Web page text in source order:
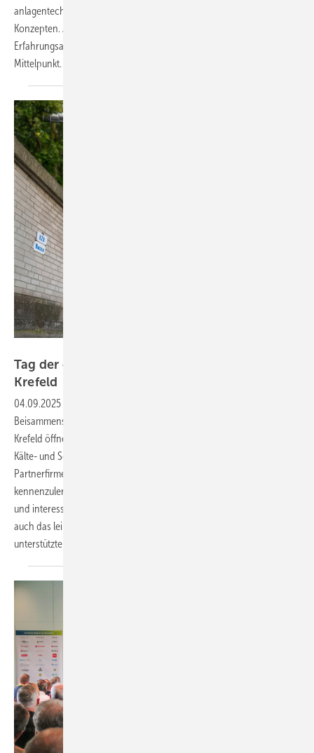
anlagentechnischen Maßnahmen bis hin zu organisatorischen
Konzepten. Auch in diesem Jahr standen praxisnahe Lösungen,
Erfahrungsaustausch und die Weiterentwicklung von Standards im
Mittelpunkt.
Tag der offenen Tür und Branchentreff im BZB
Krefeld
04.09.2025
Beisammensein – die Bildungszentren des Baugewerbes e.V. (BZB) in
Krefeld öffneten am 06. Juni 2025 die Werkstatttüren der Wärme-,
Kälte- und Schallschutz-Isolierer (WKS) für Betriebsinhaber und
Partnerfirmen. Eine Gelegenheit, die WKS-Ausbildung aus erster Hand
kennenzulernen. Neben fachlichem Austausch, Branchenneuheiten
und interessanten Gesprächen kam für die etwa 100 Besuchenden
auch das leibliche Wohl nicht zu kurz. Namhafte Sponsoren
unterstützten die